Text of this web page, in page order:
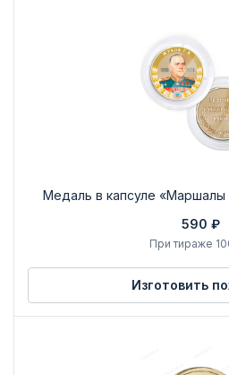
Медаль в капсуле
590 ₽
При тираже
Изготовить